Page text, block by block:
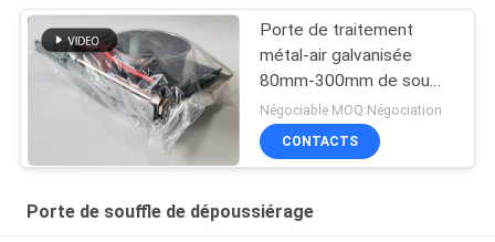
Porte de traitement
métal-air galvanisée
80mm-300mm de souffle
de dépoussiérage de
feuille
Négociable MOQ:Négociation
CONTACTS
Porte de souffle de dépoussiérage